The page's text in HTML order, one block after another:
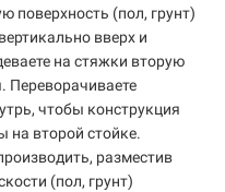
поверхность (пол, грунт)
вверх и
на стяжки вторую
Переворачиваете
чтобы конструкция
на второй стойке.
разместив
(пол, грунт)